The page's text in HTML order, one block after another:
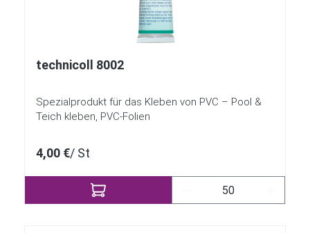
technicoll 8002
Spezialprodukt für das Kleben von PVC – Pool &
Teich kleben, PVC-Folien
4,00 €/ St
Produkt Anzahl: